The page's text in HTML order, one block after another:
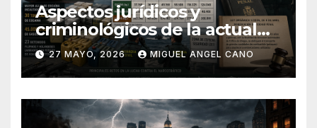
Aspectos jurídicos y
criminológicos de la actual
lucha contra el narcotráfico
en el sur de España
27 MAYO, 2026 MIGUEL ANGEL CANO